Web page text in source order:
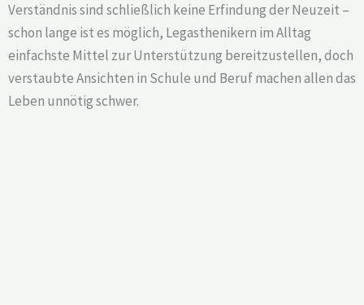
Verständnis sind schließlich keine Erfindung der Neuzeit –
schon lange ist es möglich, Legasthenikern im Alltag
einfachste Mittel zur Unterstützung bereitzustellen, doch
verstaubte Ansichten in Schule und Beruf machen allen das
Leben unnötig schwer.